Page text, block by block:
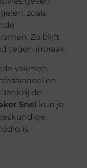
zoals
Zo blijft
tegen inbraak.
vakman
en
de
Snel
kun je
is.